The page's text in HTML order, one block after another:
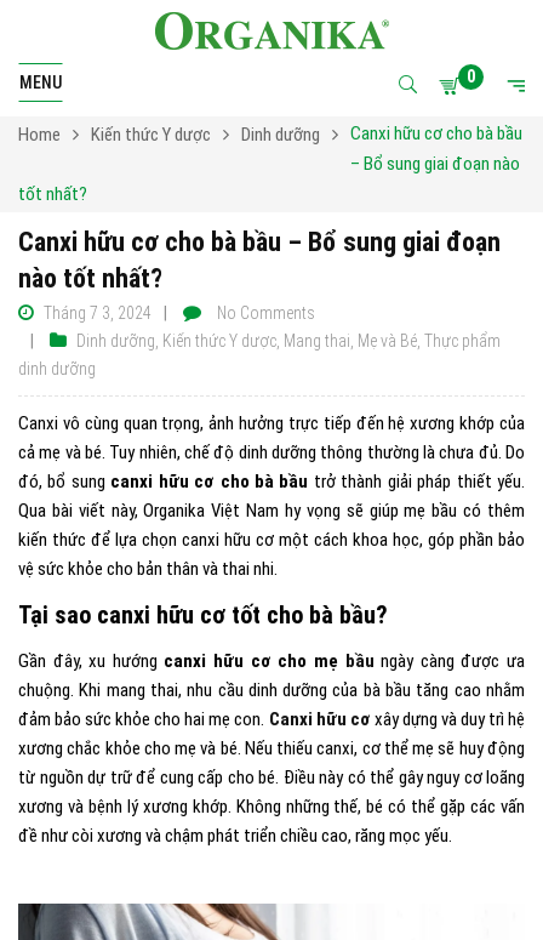
MENU 0
Home Kiến thức Y dược Dinh dưỡng
Canxi hữu cơ cho bà bầu
– Bổ sung giai đoạn nào
tốt nhất?
Canxi hữu cơ cho bà bầu – Bổ sung giai đoạn
nào tốt nhất?
Tháng 7 3, 2024
Dinh dưỡng Kiến thức Y dược Mang thai Mẹ và Bé Thực phẩm
dinh dưỡng
No Comments
Canxi vô cùng quan trọng, ảnh hưởng trực tiếp đến hệ xương khớp của
cả mẹ và bé. Tuy nhiên, chế độ dinh dưỡng thông thường là chưa đủ. Do
đó, bổ sung canxi hữu cơ cho bà bầu trở thành giải pháp thiết yếu.
Qua bài viết này, Organika Việt Nam hy vọng sẽ giúp mẹ bầu có thêm
kiến thức để lựa chọn canxi hữu cơ một cách khoa học, góp phần bảo
vệ sức khỏe cho bản thân và thai nhi.
Tại sao canxi hữu cơ tốt cho bà bầu?
Gần đây, xu hướng canxi hữu cơ cho mẹbầu ngày càng được ưa
chuộng. Khi mang thai, nhu cầu dinh dưỡng của bà bầu tăng cao nhằm
đảm bảo sức khỏe cho hai mẹ con. Canxi hữu cơ xây dựng và duy trì hệ
xương chắc khỏe cho mẹ và bé. Nếu thiếu canxi, cơ thể mẹ sẽ huy động
từ nguồn dự trữ để cung cấp cho bé. Điều này có thể gây nguy cơ loãng
xương và bệnh lý xương khớp. Không những thế, bé có thể gặp các vấn
đề như còi xương và chậm phát triển chiều cao, răng mọc yếu.